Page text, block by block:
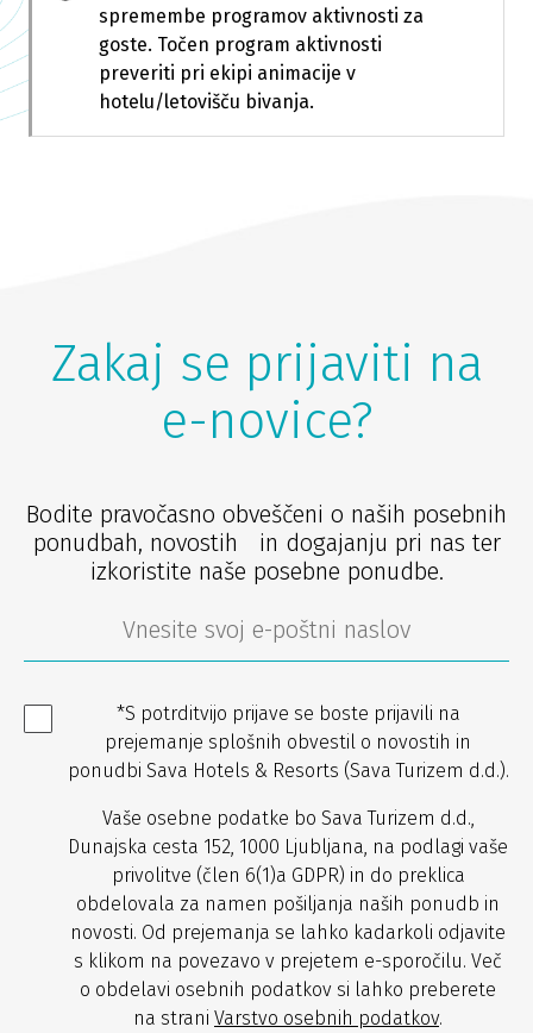
spremembe programov aktivnosti za
goste. Točen program aktivnosti
preveriti pri ekipi animacije v
hotelu/letovišču bivanja.
Zakaj se prijaviti na
e-novice?
Bodite pravočasno obveščeni o naših posebnih
ponudbah, novostih in dogajanju pri nas ter
izkoristite naše posebne ponudbe.
*S potrditvijo prijave se boste prijavili na
prejemanje splošnih obvestil o novostih in
ponudbi Sava Hotels & Resorts (Sava Turizem d.d.).
Vaše osebne podatke bo Sava Turizem d.d.,
Dunajska cesta 152, 1000 Ljubljana, na podlagi vaše
privolitve (člen 6(1)a GDPR) in do preklica
obdelovala za namen pošiljanja naših ponudb in
novosti. Od prejemanja se lahko kadarkoli odjavite
s klikom na povezavo v prejetem e-sporočilu. Več
o obdelavi osebnih podatkov si lahko preberete
na strani Varstvo osebnih podatkov.